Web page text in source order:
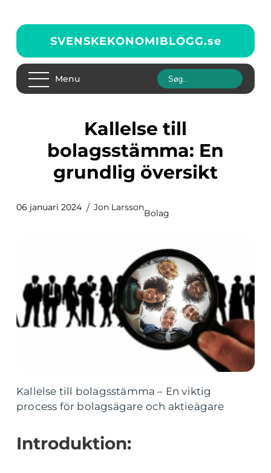
SVENSKEKONOMIBLOGG.se
Menu
Kallelse till
bolagsstämma: En
grundlig översikt
06 januari 2024 Jon Larsson
Bolag
Kallelse till bolagsstämma – En viktig
process för bolagsägare och aktieägare
Introduktion: